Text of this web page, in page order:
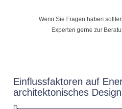
Wenn Sie Fragen haben
Experten gerne zur
Einflussfaktoren auf
architektonisches Design